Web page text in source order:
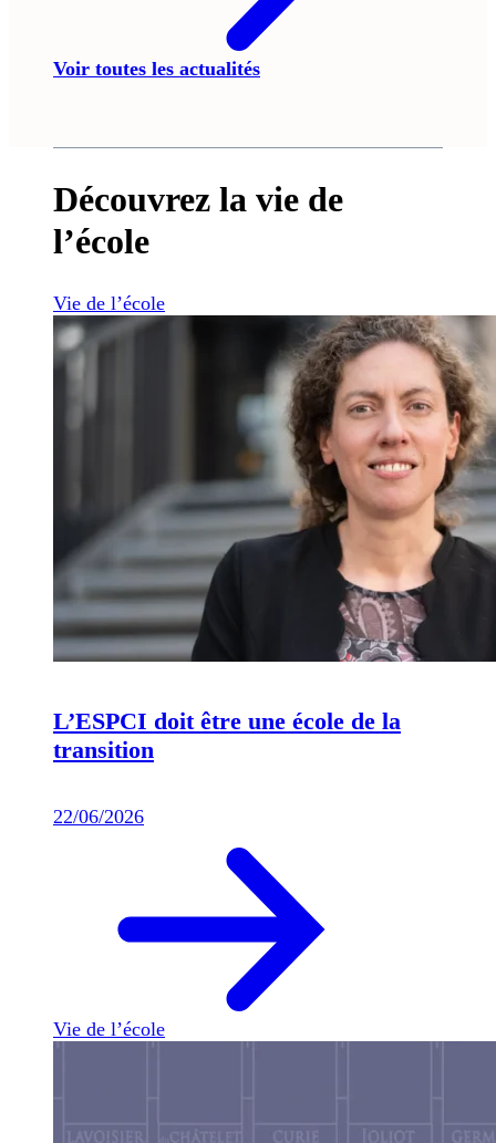
Voir toutes les actualités
Découvrez la vie de
l’école
Vie de l’école
L’ESPCI doit être une école de la
transition
22/06/2026
Vie de l’école